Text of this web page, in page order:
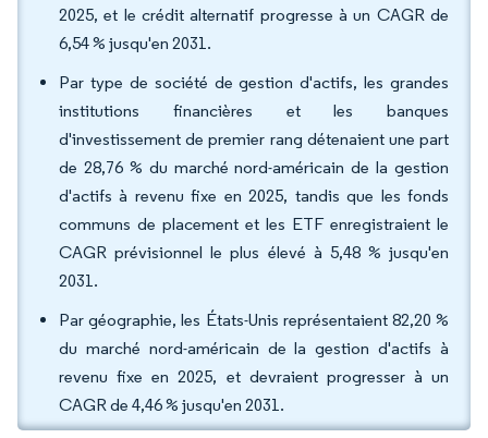
2025, et le crédit alternatif progresse à un CAGR de
6,54 % jusqu'en 2031.
Par type de société de gestion d'actifs, les grandes
institutions financières et les banques
d'investissement de premier rang détenaient une part
de 28,76 % du marché nord-américain de la gestion
d'actifs à revenu fixe en 2025, tandis que les fonds
communs de placement et les ETF enregistraient le
CAGR prévisionnel le plus élevé à 5,48 % jusqu'en
2031.
Par géographie, les États-Unis représentaient 82,20 %
du marché nord-américain de la gestion d'actifs à
revenu fixe en 2025, et devraient progresser à un
CAGR de 4,46 % jusqu'en 2031.